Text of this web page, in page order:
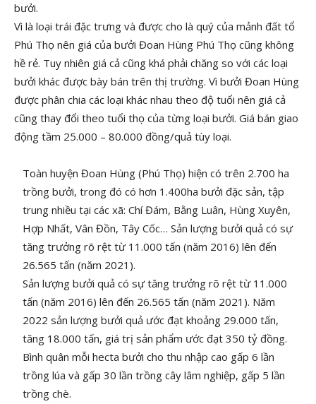
bưởi.
Vì là loại trái đặc trưng và được cho là quý của mảnh đất tổ
Phú Thọ nên giá của bưởi Đoan Hùng Phú Thọ cũng không
hề rẻ. Tuy nhiên giá cả cũng khá phải chăng so với các loại
bưởi khác được bày bán trên thị trường. Vì bưởi Đoan Hùng
được phân chia các loại khác nhau theo độ tuổi nên giá cả
cũng thay đổi theo tuổi thọ của từng loại bưởi. Giá bán giao
động tầm 25.000 – 80.000 đồng/quả tùy loại.
Toàn huyện Đoan Hùng (Phú Thọ) hiện có trên 2.700 ha
trồng bưởi, trong đó có hơn 1.400ha bưởi đặc sản, tập
trung nhiều tại các xã: Chí Đám, Bằng Luân, Hùng Xuyên,
Hợp Nhất, Vân Đồn, Tây Cốc… Sản lượng bưởi quả có sự
tăng trưởng rõ rệt từ 11.000 tấn (năm 2016) lên đến
26.565 tấn (năm 2021).
Sản lượng bưởi quả có sự tăng trưởng rõ rệt từ 11.000
tấn (năm 2016) lên đến 26.565 tấn (năm 2021). Năm
2022 sản lượng bưởi quả ước đạt khoảng 29.000 tấn,
tăng 18.000 tấn, giá trị sản phẩm ước đạt 350 tỷ đồng.
Bình quân mỗi hecta bưởi cho thu nhập cao gấp 6 lần
trồng lúa và gấp 30 lần trồng cây lâm nghiệp, gấp 5 lần
trồng chè.